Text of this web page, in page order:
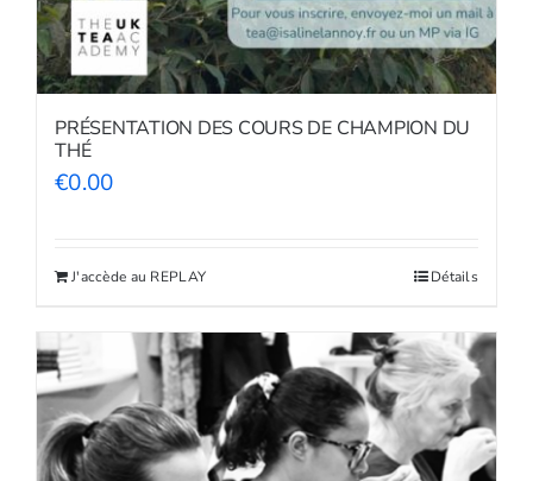
PRÉSENTATION DES COURS DE CHAMPION DU
THÉ
€0.00
J'accède au REPLAY Détails